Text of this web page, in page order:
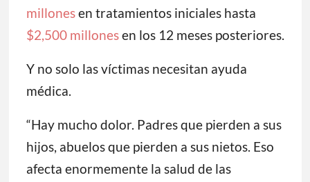
millonesen tratamientos iniciales hasta
$2,500 millonesen los 12 meses posteriores.
Y no solo las víctimas necesitan ayuda
médica.
“Hay mucho dolor. Padres que pierden a sus
hijos, abuelos que pierden a sus nietos. Eso
afecta enormemente la salud de las